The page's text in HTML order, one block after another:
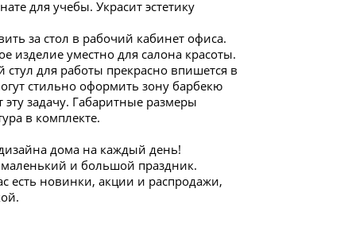
для учебы. Украсит эстетику
за стол в рабочий кабинет офиса.
изделие уместно для салона красоты.
для работы прекрасно впишется в
стильно оформить зону барбекю
задачу. Габаритные размеры
в комплекте.
дома на каждый день!
и большой праздник.
есть новинки, акции и распродажи,